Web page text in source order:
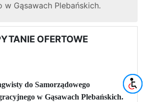
w Gąsawach Plebańskich.
OFERTOWE
do Samorządowego
w Gąsawach Plebańskich.